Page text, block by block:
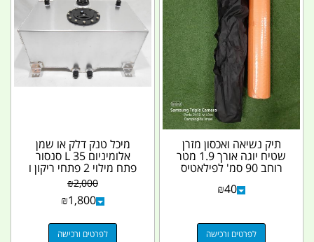
תיק נשיאה ואכסון מזרן
שטיח יוגה אורך 1.9 מטר
רוחב 90 סמ' לפילאטיס
₪40
לפרטים ורכישה
מיכל טנק דלק או שמן
אלומיניום 35 L סנסור
פתח מילוי 2 פתחי ריקון ו
₪2,000
₪1,800
לפרטים ורכישה